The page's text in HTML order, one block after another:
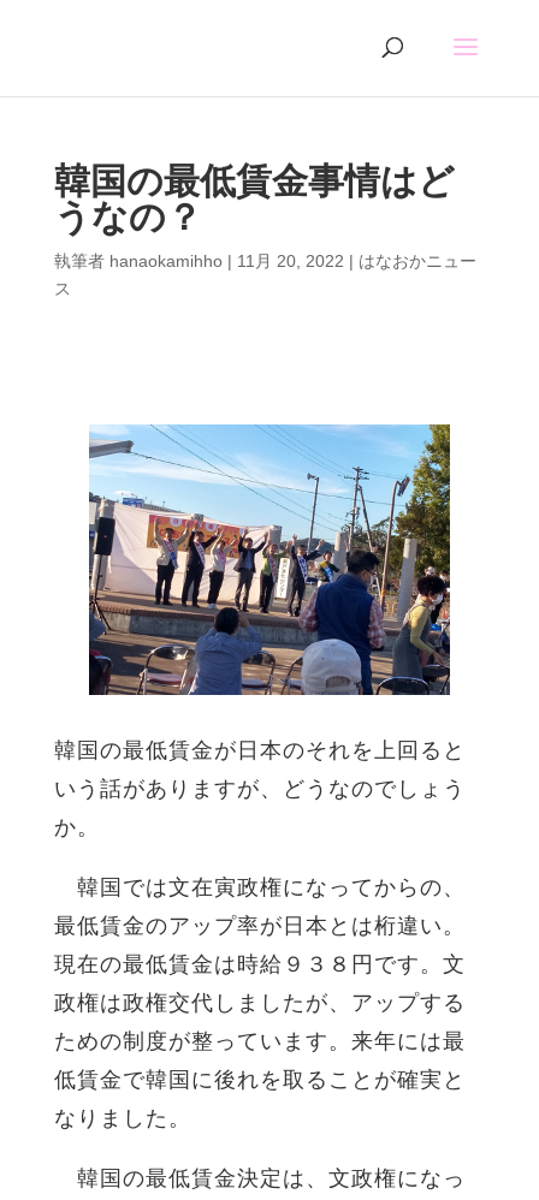
韓国の最低賃金事情はど
うなの？
執筆者 hanaokamihho| 11月 20, 2022 | はなおかニュー
ス
韓国の最低賃金が日本のそれを上回ると
いう話がありますが、どうなのでしょう
か。
韓国では文在寅政権になってからの、
最低賃金のアップ率が日本とは桁違い。
現在の最低賃金は時給９３８円です。文
政権は政権交代しましたが、アップする
ための制度が整っています。来年には最
低賃金で韓国に後れを取ることが確実と
なりました。
韓国の最低賃金決定は、文政権になっ